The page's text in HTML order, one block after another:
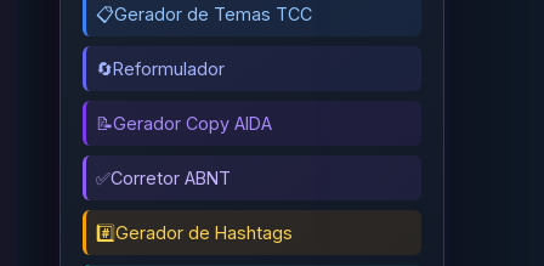
📋Gerador de Temas TCC
🔄Reformulador
📝Gerador Copy AIDA
✅Corretor ABNT
#️⃣Gerador de Hashtags